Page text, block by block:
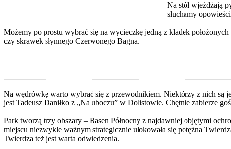
Na stół wjeżdżają
słuchamy
Możemy po prostu wybrać się na wycieczkę jedną z kładek
czy skrawek słynnego Czerwonego Bagna.
Na wędrówkę warto wybrać się z przewodnikiem. Niektórzy z nich są
jest Tadeusz Daniłko z „Na uboczu” w Dolistowie. Chętnie zabierze
Park tworzą trzy obszary – Basen Północny z najdawniej objętymi
miejscu niezwykle ważnym strategicznie ulokowała się potężna
Twierdza też jest warta odwiedzenia.